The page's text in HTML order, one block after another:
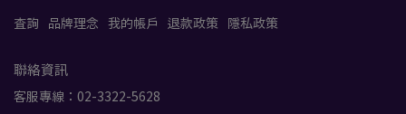
查詢 品牌理念 我的帳戶 退款政策 隱私政策
聯絡資訊
客服專線：02-3322-5628